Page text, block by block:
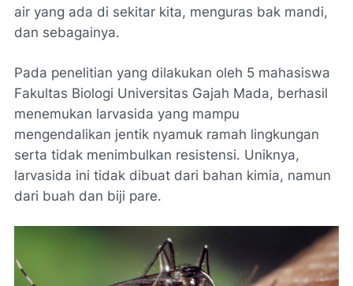
air yang ada di sekitar kita, menguras bak mandi,
dan sebagainya.
Pada penelitian yang dilakukan oleh 5 mahasiswa
Fakultas Biologi Universitas Gajah Mada, berhasil
menemukan larvasida yang mampu
mengendalikan jentik nyamuk ramah lingkungan
serta tidak menimbulkan resistensi. Uniknya,
larvasida ini tidak dibuat dari bahan kimia, namun
dari buah dan biji pare.